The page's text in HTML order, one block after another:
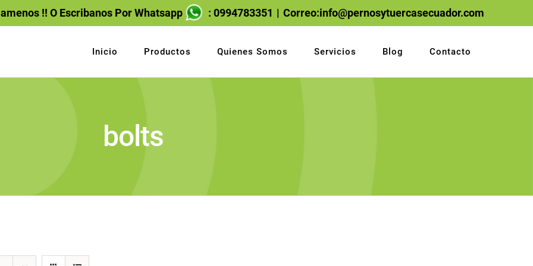
!! O Escribanos Por Whatsapp : 0994783351 | Correo:info@pernosytuercasecuador.com
Inicio Productos Quienes Somos Servicios Blog Contacto
bolts